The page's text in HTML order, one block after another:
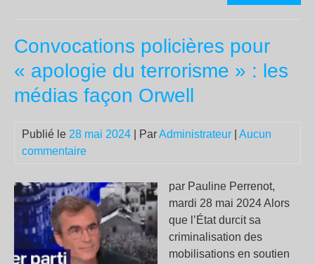
Convocations policières pour
« apologie du terrorisme » : les
médias façon Orwell
Publié le 28 mai 2024 | ParAdministrateur
Aucun
commentaire
par Pauline Perrenot,
mardi 28 mai 2024 Alors
que l’État durcit sa
criminalisation des
mobilisations en soutien